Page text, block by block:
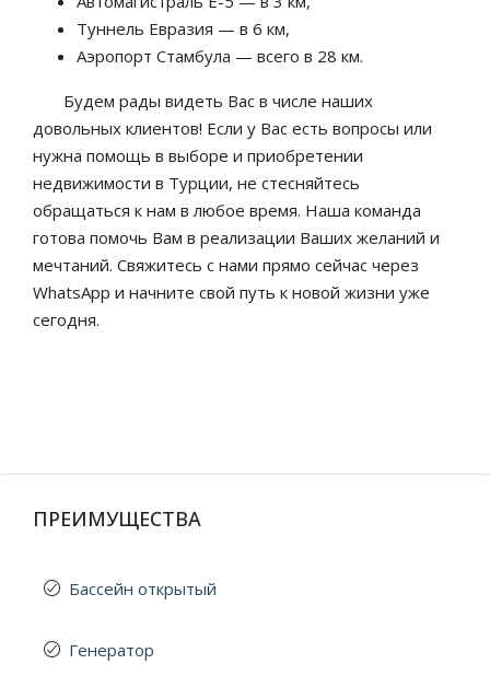
Туннель Евразия — в 6 км,
Аэропорт Стамбула — всего в 28 км.
Будем рады видеть Вас в числе наших
довольных клиентов! Если у Вас есть вопросы или
нужна помощь в выборе и приобретении
недвижимости в Турции, не стесняйтесь
обращаться к нам в любое время. Наша команда
готова помочь Вам в реализации Ваших желаний и
мечтаний. Свяжитесь с нами прямо сейчас через
WhatsApp и начните свой путь к новой жизни уже
сегодня.
ПРЕИМУЩЕСТВА
Бассейн открытый
Генератор